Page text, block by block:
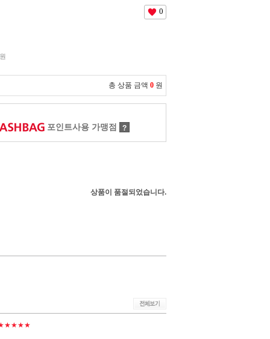
0
원
총 상품 금액 0 원
포인트사용 가맹점 ?
상품이 품절되었습니다.